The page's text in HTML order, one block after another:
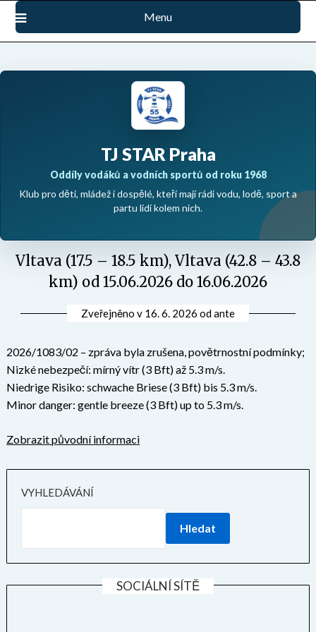
Přejdi
obsah
Menu
TJ STAR Praha
Oddíly vodáků a vodních sportů od roku 1968
Klub pro děti, mládež i dospělé, kteří mají rádi vodu, lodě, sport a
partu lidí kolem nich.
Vltava (17.5 – 18.5 km), Vltava (42.8 – 43.8
km) od 15.06.2026 do 16.06.2026
Zveřejněno v 16. 6. 2026 odante
2026/1083/02 – zpráva byla zrušena, povětrnostní podmínky;
Nizké nebezpečí: mírný vítr (3 Bft) až 5.3 m/s.
Niedrige Risiko: schwache Briese (3 Bft) bis 5.3 m/s.
Minor danger: gentle breeze (3 Bft) up to 5.3 m/s.
Zobrazit původní informaci
VYHLEDÁVÁNÍ
Hledat
SOCIÁLNÍ SÍTĚ